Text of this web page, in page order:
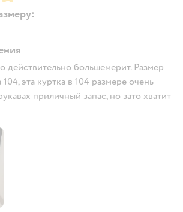
действительно большемерит. Размер
эта куртка в 104 размере очень
приличный запас, но зато хватит